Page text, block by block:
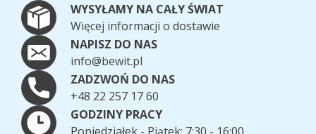
WYSYŁAMY NA CAŁY ŚWIAT
Więcej informacji o dostawie
NAPISZ DO NAS
info@bewit.pl
ZADZWOŃ DO NAS
+48 22 257 17 60
GODZINY PRACY
Poniedziałek - Piątek: 7:30 - 16:00